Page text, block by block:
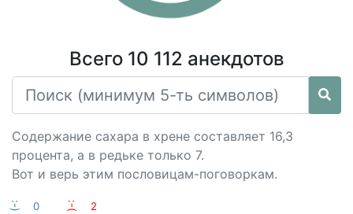
Всего 10 112 анекдотов
Содержание сахара в хрене составляет 16,3
процента, а в редьке только 7.
Вот и верь этим пословицам-поговоркам.
:-) 0 :-(
2